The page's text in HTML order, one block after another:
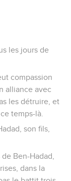
les jours de
compassion
alliance avec
les détruire, et
temps-là.
son fils,
Ben-Hadad,
dans la